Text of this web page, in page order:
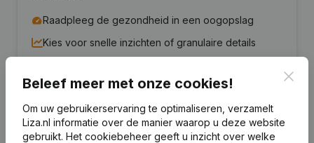
Raadpleeg de gezondheid in een oogopslag
Kies voor snelle inzichten of granulaire details
7 dagen gratis proefperiode, geen kredietkaart vereist.
Beleef meer met onze cookies!
Om uw gebruikerservaring te optimaliseren, verzamelt
Liza.nl informatie over de manier waarop u deze website
gebruikt. Het cookiebeheer geeft u inzicht over welke